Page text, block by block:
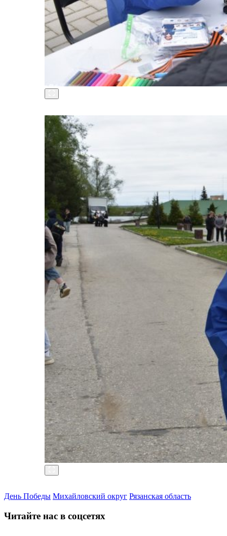
День Победы Михайловский округ Рязанская область
Читайте нас в соцсетях